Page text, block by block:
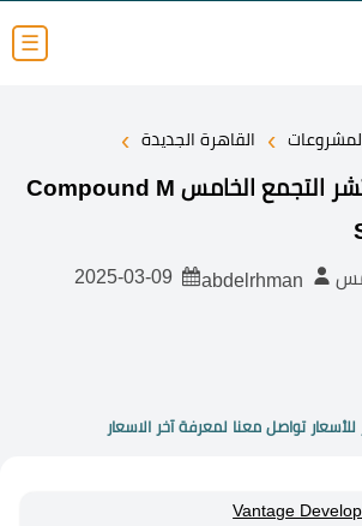
☰
› القاهرة الجديدة ›
كمبوند إم سيجنتشر التجمع الخامس Compound M
تواصل معنا لمعرفة آخر الاسعار
Vantage